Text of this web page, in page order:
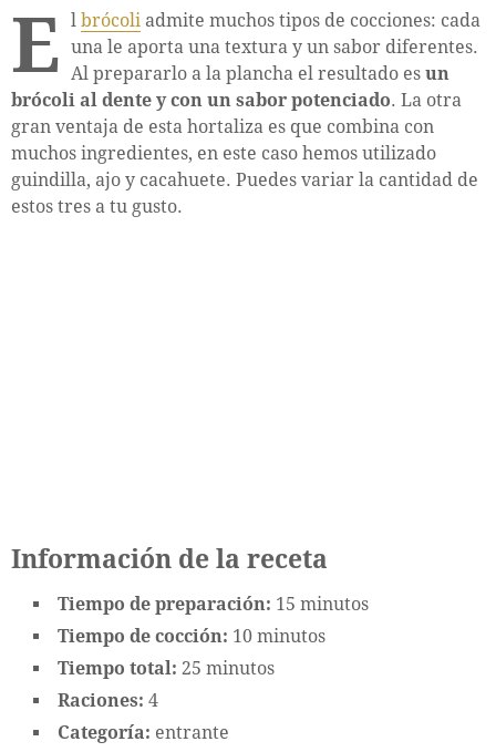
E l brócoli admite muchos tipos de cocciones: cada
una le aporta una textura y un sabor diferentes.
Al prepararlo a la plancha el resultado es un
brócoli al dente y con un sabor potenciado. La otra
gran ventaja de esta hortaliza es que combina con
muchos ingredientes, en este caso hemos utilizado
guindilla, ajo y cacahuete. Puedes variar la cantidad de
estos tres a tu gusto.
Información de la receta
Tiempo de preparación: 15 minutos
Tiempo de cocción: 10 minutos
Tiempo total: 25 minutos
Raciones: 4
Categoría: entrante